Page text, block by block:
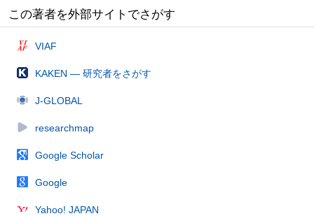
この著者を外部サイトでさがす
VIAF
KAKEN — 研究者をさがす
J-GLOBAL
researchmap
Google Scholar
Google
Yahoo! JAPAN